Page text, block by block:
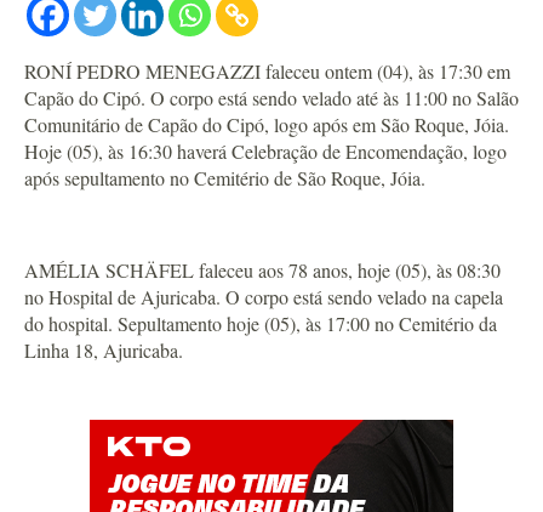
RONÍ PEDRO MENEGAZZI faleceu ontem (04), às 17:30 em
Capão do Cipó. O corpo está sendo velado até às 11:00 no Salão
Comunitário de Capão do Cipó, logo após em São Roque, Jóia.
Hoje (05), às 16:30 haverá Celebração de Encomendação, logo
após sepultamento no Cemitério de São Roque, Jóia.
AMÉLIA SCHÄFEL faleceu aos 78 anos, hoje (05), às 08:30
no Hospital de Ajuricaba. O corpo está sendo velado na capela
do hospital. Sepultamento hoje (05), às 17:00 no Cemitério da
Linha 18, Ajuricaba.